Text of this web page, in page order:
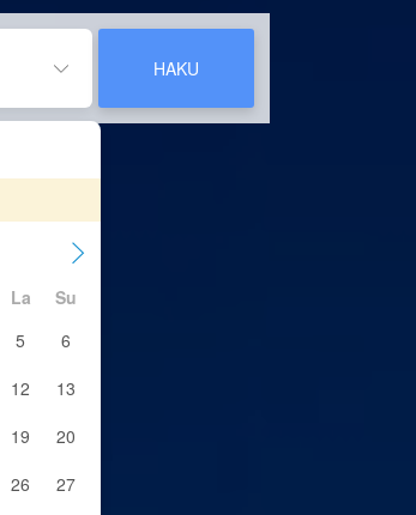
HAKU
La
Su
5
6
12
13
19
20
26
27